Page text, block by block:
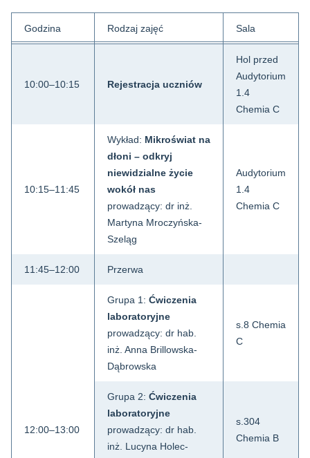
Godzina Rodzaj zajęć Sala
10:00–10:15 Rejestracja uczniów
Hol przed
Audytorium
1.4
Chemia C
10:15–11:45
Wykład: Mikroświat na
dłoni – odkryj
niewidzialne życie
wokół nas
prowadzący: dr inż.
Martyna Mroczyńska-
Szeląg
Audytorium
1.4
Chemia C
11:45–12:00 Przerwa
12:00–13:00
Grupa 1: Ćwiczenia
laboratoryjne
prowadzący: dr hab.
inż. Anna Brillowska-
Dąbrowska
s.8 Chemia
C
Grupa 2: Ćwiczenia
laboratoryjne
prowadzący: dr hab.
inż. Lucyna Holec-
s.304
Chemia B